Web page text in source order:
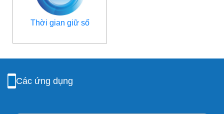
Thời gian giữ số
Các ứng dụng